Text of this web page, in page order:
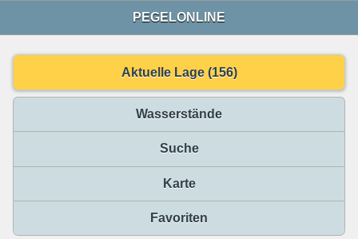
PEGELONLINE
Aktuelle Lage (156)
Wasserstände
Suche
Karte
Favoriten